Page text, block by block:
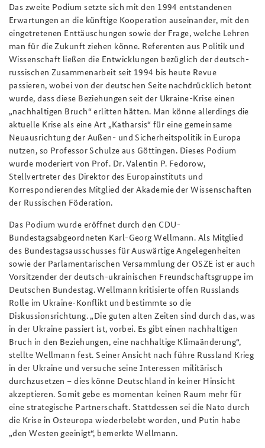
Das zweite Podium setzte sich mit den 1994 entstandenen
Erwartungen an die künftige Kooperation auseinander, mit den
eingetretenen Enttäuschungen sowie der Frage, welche Lehren
man für die Zukunft ziehen könne. Referenten aus Politik und
Wissenschaft ließen die Entwicklungen bezüglich der deutsch-
russischen Zusammenarbeit seit 1994 bis heute Revue
passieren, wobei von der deutschen Seite nachdrücklich betont
wurde, dass diese Beziehungen seit der Ukraine-Krise einen
„nachhaltigen Bruch“ erlitten hätten. Man könne allerdings die
aktuelle Krise als eine Art „Katharsis“ für eine gemeinsame
Neuausrichtung der Außen- und Sicherheitspolitik in Europa
nutzen, so Professor Schulze aus Göttingen. Dieses Podium
wurde moderiert von Prof. Dr. Valentin P. Fedorow,
Stellvertreter des Direktor des Europainstituts und
Korrespondierendes Mitglied der Akademie der Wissenschaften
der Russischen Föderation.
Das Podium wurde eröffnet durch den CDU-
Bundestagsabgeordneten Karl-Georg Wellmann. Als Mitglied
des Bundestagsausschusses für Auswärtige Angelegenheiten
sowie der Parlamentarischen Versammlung der OSZE ist er auch
Vorsitzender der deutsch-ukrainischen Freundschaftsgruppe im
Deutschen Bundestag. Wellmann kritisierte offen Russlands
Rolle im Ukraine-Konflikt und bestimmte so die
Diskussionsrichtung. „Die guten alten Zeiten sind durch das, was
in der Ukraine passiert ist, vorbei. Es gibt einen nachhaltigen
Bruch in den Beziehungen, eine nachhaltige Klimaänderung“,
stellte Wellmann fest. Seiner Ansicht nach führe Russland Krieg
in der Ukraine und versuche seine Interessen militärisch
durchzusetzen – dies könne Deutschland in keiner Hinsicht
akzeptieren. Somit gebe es momentan keinen Raum mehr für
eine strategische Partnerschaft. Stattdessen sei die Nato durch
die Krise in Osteuropa wiederbelebt worden, und Putin habe
„den Westen geeinigt“, bemerkte Wellmann.